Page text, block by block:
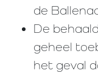
de
De
geheel
het geval